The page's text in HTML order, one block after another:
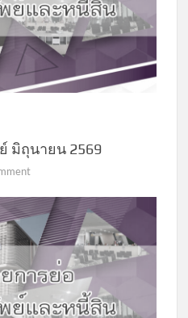
มิถุนายน 2569
on
รายงาน
สินทรัพย์
มิถุนายน
2569